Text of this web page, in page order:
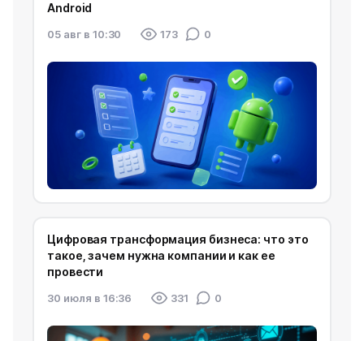
Android
05 авг в 10:30 173 0
Цифровая трансформация бизнеса: что это
такое, зачем нужна компании и как ее
провести
30 июля в 16:36 331 0